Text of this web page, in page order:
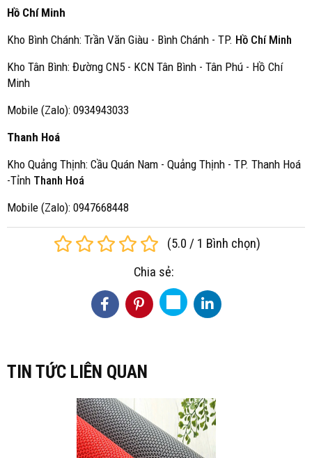
Hồ Chí Minh
Kho Bình Chánh: Trần Văn Giàu - Bình Chánh - TP. Hồ Chí Minh
Kho Tân Bình: Đường CN5 - KCN Tân Bình - Tân Phú - Hồ Chí
Minh
Mobile (Zalo): 0934943033
Thanh Hoá
Kho Quảng Thịnh: Cầu Quán Nam - Quảng Thịnh - TP. Thanh Hoá
-Tỉnh Thanh Hoá
Mobile (Zalo): 0947668448
(5.0 / 1 Bình chọn)
Chia sẻ:
TIN TỨC LIÊN QUAN